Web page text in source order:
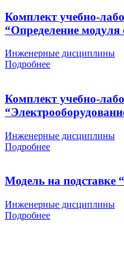
Комплект учебно-
“Определение
Инженерные дисциплины
Подробнее
Комплект учебно-
Инженерные дисциплины
Подробнее
Модель на подставке
Инженерные дисциплины
Подробнее